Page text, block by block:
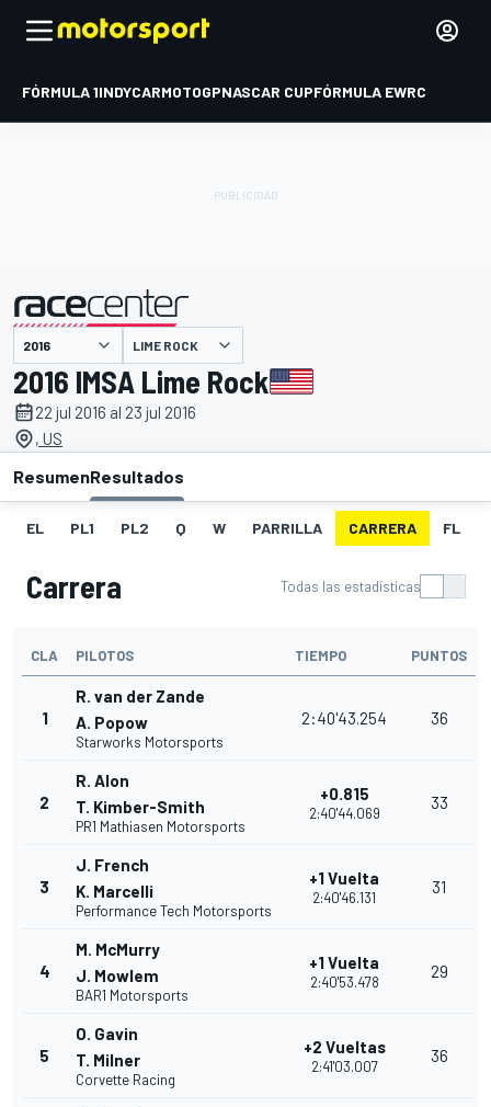
FÓRMULA 1INDYCARMOTOGPNASCAR CUPFÓRMULA EWRC
presentado por LIME ROCK
2016 IMSA Lime Rock
22 jul 2016 al 23 jul 2016
, US
ResumenResultados
EL PL1 PL2 Q W PARRILLA CARRERA FL
Carrera Todas las estadísticas
CLA PILOTOS TIEMPO PUNTOS
1
R. van der Zande
A. Popow
Starworks Motorsports
2:40'43.254 36
2
R. Alon
T. Kimber-Smith
PR1 Mathiasen Motorsports
+0.815
2:40'44.069
33
3
J. French
K. Marcelli
Performance Tech Motorsports
+1 Vuelta
2:40'46.131
31
4
M. McMurry
J. Mowlem
BAR1 Motorsports
+1 Vuelta
2:40'53.478
29
5
O. Gavin
T. Milner
Corvette Racing
+2 Vueltas
2:41'03.007
36